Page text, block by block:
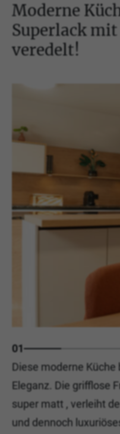
Moderne
Superlack
veredelt!
01
Diese moderne
Eleganz. Die grifflose
super matt , verleiht
und dennoch